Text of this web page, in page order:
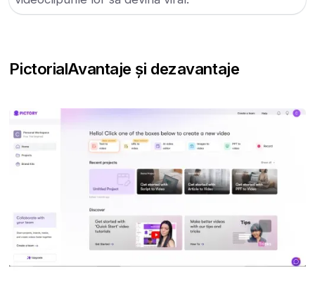
PictorialAvantaje și dezavantaje